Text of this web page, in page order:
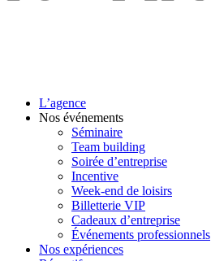
L’agence
Nos événements
Séminaire
Team building
Soirée d’entreprise
Incentive
Week-end de loisirs
Billetterie VIP
Cadeaux d’entreprise
Événements professionnels
Nos expériences